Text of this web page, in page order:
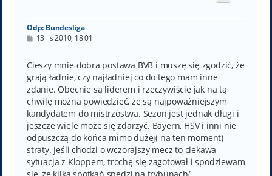
Odp: Bundesliga
P
t
13 lis 2010, 18:01
Cieszy mnie dobra postawa BVB i muszę się zgodzić, że
grają ładnie, czy najładniej co do tego mam inne
zdanie. Obecnie są liderem i rzeczywiście jak na tą
chwilę można powiedzieć, że są najpoważniejszym
kandydatem do mistrzostwa. Sezon jest jednak długi i
jeszcze wiele może się zdarzyć. Bayern, HSV i inni nie
odpuszczą do końca mimo dużej( na ten moment)
straty. Jeśli chodzi o wczorajszy mecz to ciekawa
sytuacja z Kloppem, trochę się zagotował i spodziewam
się, że kilka spotkań spędzi na trybunach(